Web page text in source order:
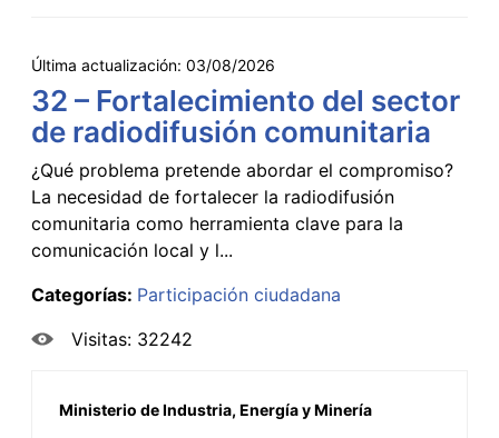
Última actualización: 03/08/2026
32 – Fortalecimiento del sector
de radiodifusión comunitaria
¿Qué problema pretende abordar el compromiso?
La necesidad de fortalecer la radiodifusión
comunitaria como herramienta clave para la
comunicación local y l...
Categorías: Participación ciudadana
Visitas: 32242
Ministerio de Industria, Energía y Minería